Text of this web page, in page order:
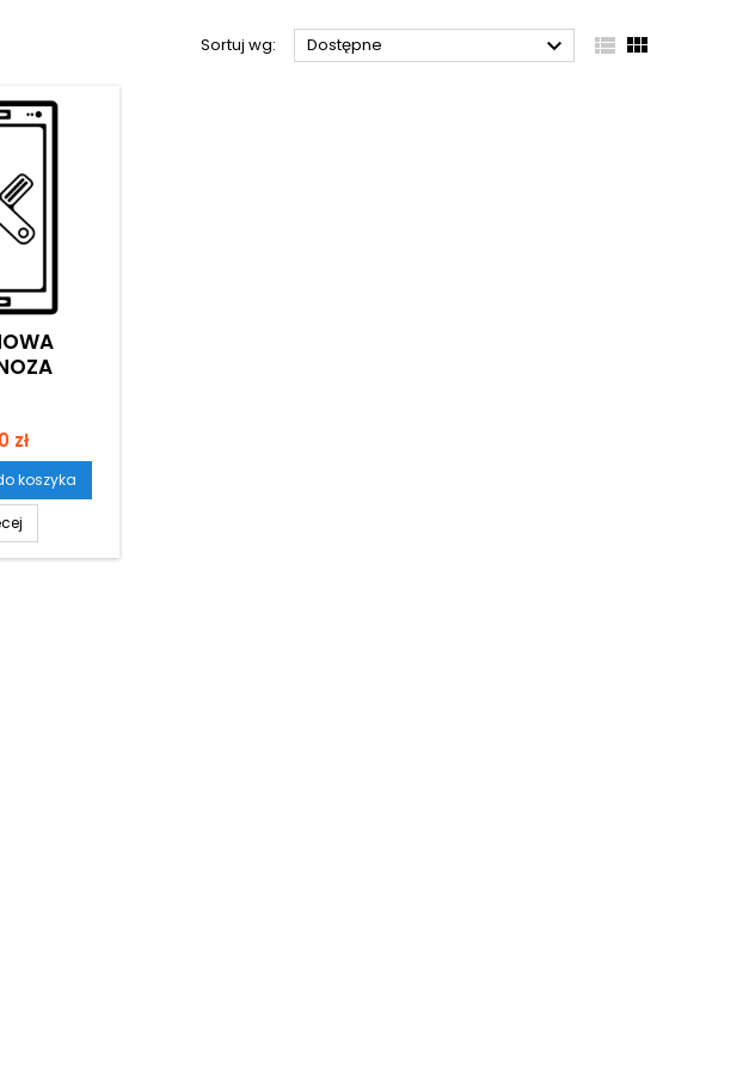
Sortuj wg: Dostępne   
zł
koszyka